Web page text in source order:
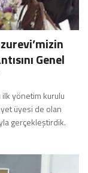
Genel
ilk yönetim kurulu
üyesi de olan
gerçekleştirdik.